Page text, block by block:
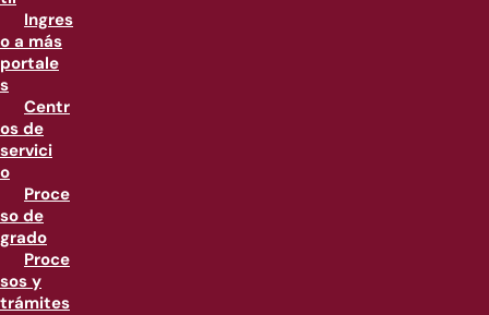
Ingres
o a más
portale
s
Centr
os de
servici
o
Proce
so de
grado
Proce
sos y
trámites